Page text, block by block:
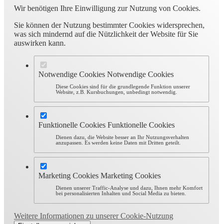
Wir benötigen Ihre Einwilligung zur Nutzung von Cookies.
Sie können der Nutzung bestimmter Cookies widersprechen,
was sich mindernd auf die Nützlichkeit der Website für Sie
auswirken kann.
Notwendige Cookies Notwendige Cookies
Diese Cookies sind für die grundlegende Funktion unserer
Website, z.B. Kursbuchungen, unbedingt notwendig.
Funktionelle Cookies Funktionelle Cookies
Dienen dazu, die Website besser an Ihr Nutzungsverhalten
anzupassen. Es werden keine Daten mit Dritten geteilt.
Marketing Cookies Marketing Cookies
Dienen unserer Traffic-Analyse und dazu, Ihnen mehr Komfort
bei personalisierten Inhalten und Social Media zu bieten.
Weitere Informationen zu unserer Cookie-Nutzung